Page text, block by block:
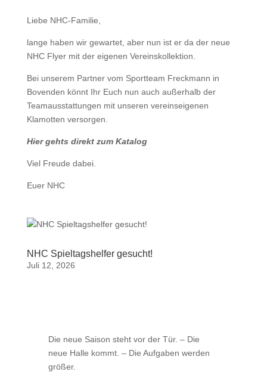
Liebe NHC-Familie,
lange haben wir gewartet, aber nun ist er da der neue
NHC Flyer mit der eigenen Vereinskollektion.
Bei unserem Partner vom Sportteam Freckmann in
Bovenden könnt Ihr Euch nun auch außerhalb der
Teamausstattungen mit unseren vereinseigenen
Klamotten versorgen.
Hier gehts direkt zum Katalog
Viel Freude dabei.
Euer NHC
NHC Spieltagshelfer gesucht!
Juli 12, 2026
Die neue Saison steht vor der Tür. – Die
neue Halle kommt. – Die Aufgaben werden
größer.